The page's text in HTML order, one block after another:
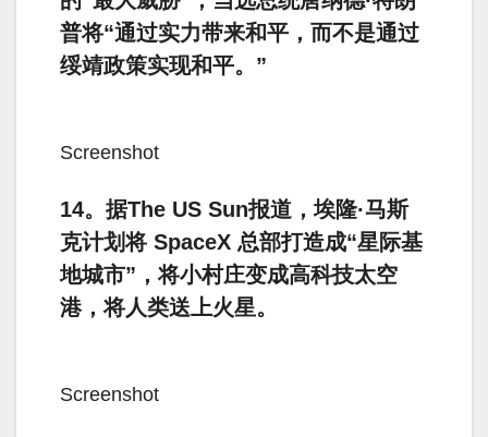
普将“通过实力带来和平，而不是通过
绥靖政策实现和平。”
Screenshot
14。据The US Sun报道，埃隆·马斯
克计划将 SpaceX 总部打造成“星际基
地城市”，将小村庄变成高科技太空
港，将人类送上火星。
Screenshot